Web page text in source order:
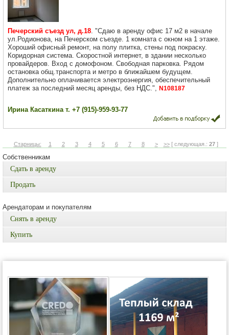
Печерский съезд ул, д.18. "Сдаю в аренду офис 17 м2 в начале
ул.Родионова, на Печерском съезде. 1 комната с окном на 1 этаже.
Хороший офисный ремонт, на полу плитка, стены под покраску.
Коридорная система. Скоростной интернет, в здании несколько
провайдеров. Вход с домофоном. Свободная парковка. Рядом
остановка общ.транспорта и метро в ближайшем будущем.
Дополнительно оплачивается электроэнергия, обеспечительный
платеж за последний месяц аренды, без НДС.", N108187
Ирина Касаткина т. +7 (915)-959-93-77
Старницы: 1 2 3 4 5 6 7 8 > >>[ следующая.: 27]
Собственникам
Сдать в аренду
Продать
Арендаторам и покупателям
Снять в аренду
Купить